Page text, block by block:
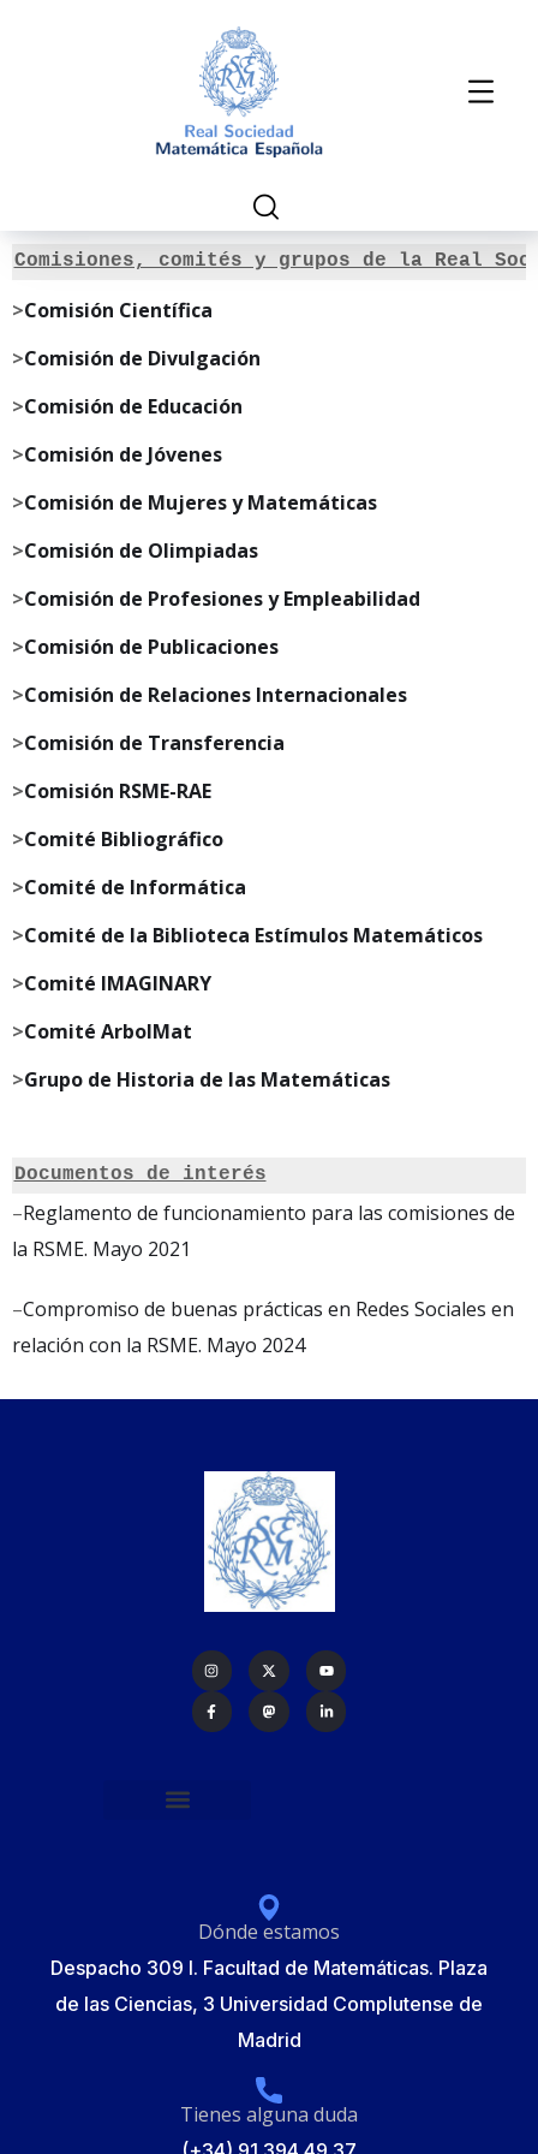
Comisiones, comités y grupos de la Real
>Comisión Científica
>Comisión de Divulgación
>Comisión de Educación
>Comisión de Jóvenes
>Comisión de Mujeres y Matemáticas
>Comisión de Olimpiadas
>Comisión de Profesiones y Empleabilidad
>Comisión de Publicaciones
>Comisión de Relaciones Internacionales
>Comisión de Transferencia
>Comisión RSME-RAE
>Comité Bibliográfico
>Comité de Informática
>Comité de la Biblioteca Estímulos Matemáticos
>Comité IMAGINARY
>Comité ArbolMat
>Grupo de Historia de las Matemáticas
Documentos de interés
–Reglamento de funcionamiento para las comisiones de
la RSME. Mayo 2021
–Compromiso de buenas prácticas en Redes Sociales en
relación con la RSME. Mayo 2024
Dónde estamos
Despacho 309 I. Facultad de Matemáticas. Plaza
de las Ciencias, 3 Universidad Complutense de
Madrid
Tienes alguna duda